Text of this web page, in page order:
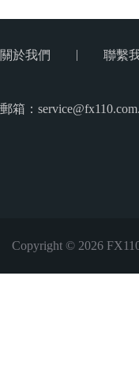
關於我們 | 聯繫
郵箱：
Copyright © 2026